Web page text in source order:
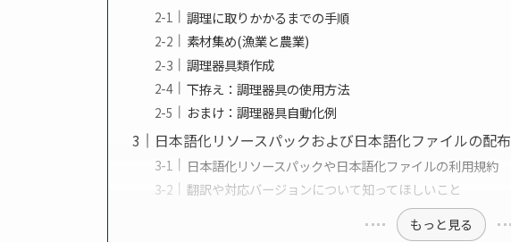
調理に取りかかるまでの手順
素材集め(漁業と農業)
調理器具類作成
下拵え：調理器具の使用方法
おまけ：調理器具自動化例
日本語化リソースパックおよび日本語化ファイルの配布
日本語化リソースパックや日本語化ファイルの利用規約
翻訳や対応バージョンについて知ってほしいこと
もっと見る